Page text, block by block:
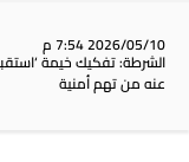
2026/05/10 7:54 م
الشرطة: تفكيك خيمة
عنه من تهم أمنية